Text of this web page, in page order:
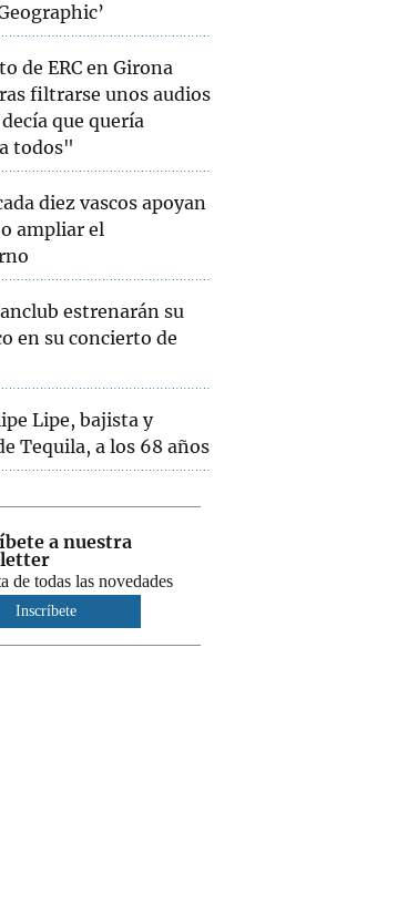
de ERC en Girona
filtrarse unos audios
que quería
todos"
diez vascos apoyan
ampliar el
estrenarán su
en su concierto de
Lipe, bajista y
Tequila, a los 68 años
a nuestra
de todas las novedades
Inscríbete